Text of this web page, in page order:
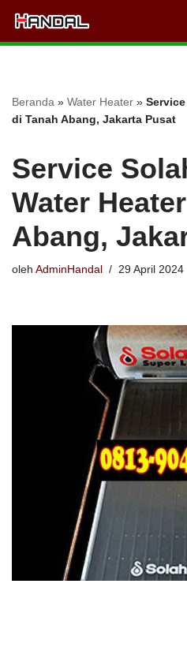
Lompat
Beranda » Water Heater »
di Tanah Abang, Jakarta Pusat
Service
Water
Abang,
oleh AdminHandal 29 April 2024